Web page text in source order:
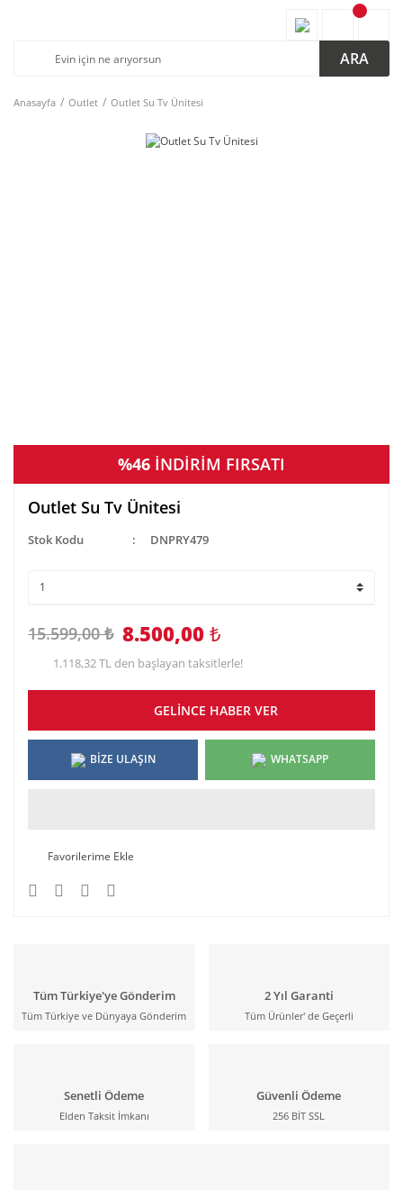
ARA
Anasayfa Outlet Outlet Su Tv Ünitesi
%46 İNDİRİM FIRSATI
Outlet Su Tv Ünitesi
Stok Kodu DNPRY479
15.599,00 ₺ 8.500,00 ₺
1.118,32 TL den başlayan taksitlerle!
GELİNCE HABER VER
BİZE ULAŞIN WHATSAPP
Tüm Türkiye'ye Gönderim
Tüm Türkiye ve Dünyaya Gönderim
2 Yıl Garanti
Tüm Ürünler' de Geçerli
Senetli Ödeme
Elden Taksit İmkanı
Güvenli Ödeme
256 BİT SSL